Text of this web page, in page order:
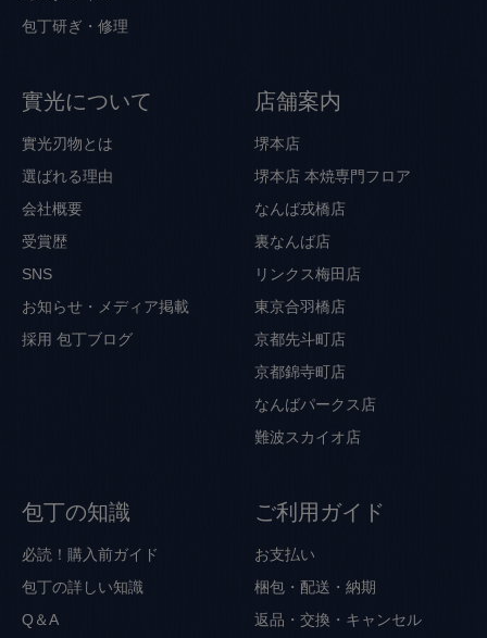
包丁研ぎ・修理
實光について
實光刃物とは
選ばれる理由
会社概要
受賞歴
SNS
お知らせ・メディア掲載
採用 包丁ブログ
店舗案内
堺本店
堺本店 本焼専門フロア
なんば戎橋店
裏なんば店
リンクス梅田店
東京合羽橋店
京都先斗町店
京都錦寺町店
なんばパークス店
難波スカイオ店
包丁の知識
必読！購入前ガイド
包丁の詳しい知識
Q＆A
ご利用ガイド
お支払い
梱包・配送・納期
返品・交換・キャンセル